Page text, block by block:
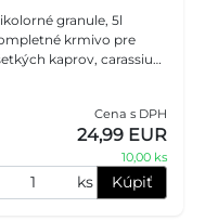
granule, 5l
krmivo pre
kaprov, carassius
kvalitnej plne
st
Cena s DPH
24,99 EUR
10,00 ks
ks Kúpiť